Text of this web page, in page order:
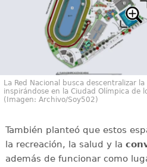
La Red Nacional busca descentralizar
inspirándose en la Ciudad Olímpica de
(Imagen: Archivo/Soy502)
También planteó que estos
la recreación, la salud y la
además de funcionar como